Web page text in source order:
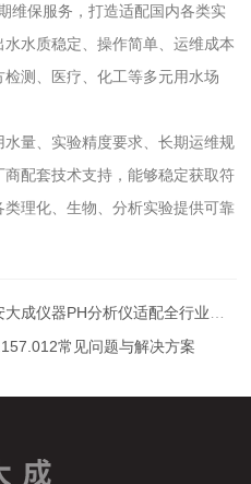
维保服务，打造适配国内各类实
水质稳定、操作简单、运维成本
测、医疗、化工等多元用水场
量、实验精度要求、长期运维规
配套技术支持，能够稳定获取符
理化、生物、分析实验提供可靠
器PH分析仪适配全行业水质管控需求
常见问题与解决方案